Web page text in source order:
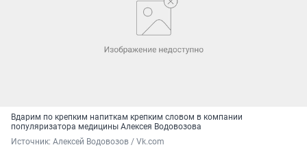
Вдарим по крепким напиткам крепким словом в компании
популяризатора медицины Алексея Водовозова
Источник: Алексей Водовозов / Vk.com